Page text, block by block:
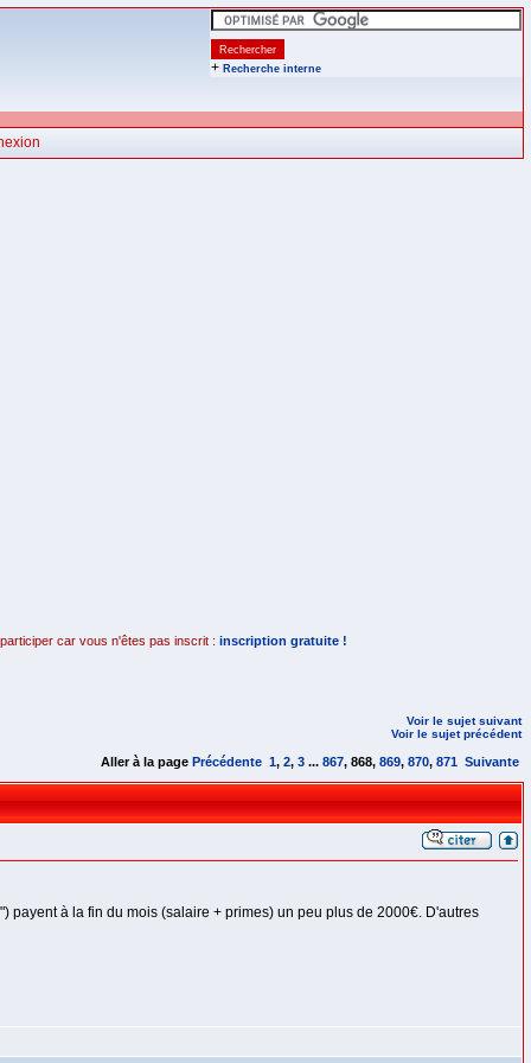
+ Recherche interne
car vous n'êtes pas inscrit : inscription gratuite !
Voir le sujet suivant
Voir le sujet précédent
Aller à la page Précédente 1, 2, 3 ... 867, 868, 869, 870, 871 Suivante
à la fin du mois (salaire + primes) un peu plus de 2000€. D'autres